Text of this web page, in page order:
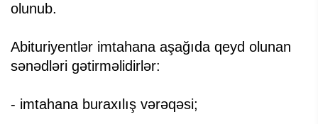
olunub.
Abituriyentlər imtahana aşağıda qeyd olunan
sənədləri gətirməlidirlər:
- imtahana buraxılış vərəqəsi;